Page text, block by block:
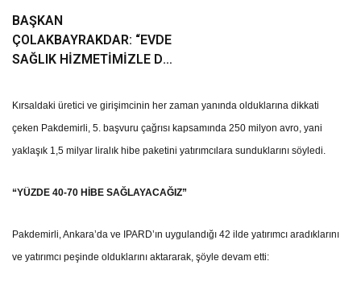
BAŞKAN
ÇOLAKBAYRAKDAR: “EVDE
SAĞLIK HİZMETİMİZLE DE
DOKUNUYORUZ”
Kırsaldaki üretici ve girişimcinin her zaman yanında olduklarına dikkati
çeken Pakdemirli, 5. başvuru çağrısı kapsamında 250 milyon avro, yani
yaklaşık 1,5 milyar liralık hibe paketini yatırımcılara sunduklarını söyledi.
“YÜZDE 40-70 HİBE SAĞLAYACAĞIZ”
Pakdemirli, Ankara’da ve IPARD’ın uygulandığı 42 ilde yatırımcı aradıklarını
ve yatırımcı peşinde olduklarını aktararak, şöyle devam etti: